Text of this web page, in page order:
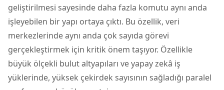
geliştirilmesi sayesinde daha fazla komutu aynı anda
işleyebilen bir yapı ortaya çıktı. Bu özellik, veri
merkezlerinde aynı anda çok sayıda görevi
gerçekleştirmek için kritik önem taşıyor. Özellikle
büyük ölçekli bulut altyapıları ve yapay zekâ iş
yüklerinde, yüksek çekirdek sayısının sağladığı paralel